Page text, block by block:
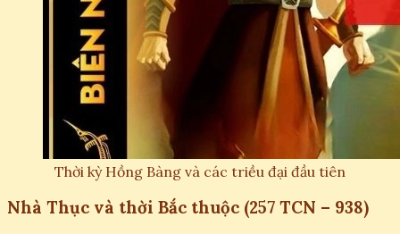
Thời kỳ Hồng Bàng và các triều đại đầu tiên
Nhà Thục và thời Bắc thuộc (257 TCN – 938)